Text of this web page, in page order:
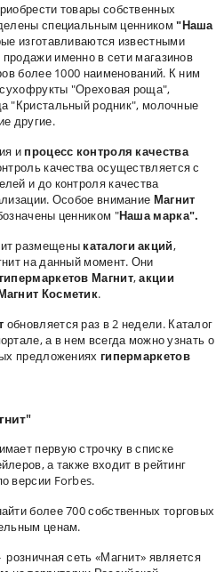
товары собственных
специальным ценником "Наша
изготавливаются известными
именно в сети магазинов
более 1000 наименований. К ним
сухофрукты "Ореховая роща",
"Кристальный родник", молочные
другие.
и процесс контроля качества
качества осуществляется с
и до контроля качества
Особое внимание Магнит
ценником "Наша марка".
размещены каталоги акций,
на данный момент. Они
Магнит,акции
Косметик.
обновляется раз в 2 недели. Каталог
а в нем всегда можно узнать о
предложениях гипермаркетов
первую строчку в списке
а также входит в рейтинг
версии Forbes.
более 700 собственных торговых
ценам.
сеть «Магнит» является